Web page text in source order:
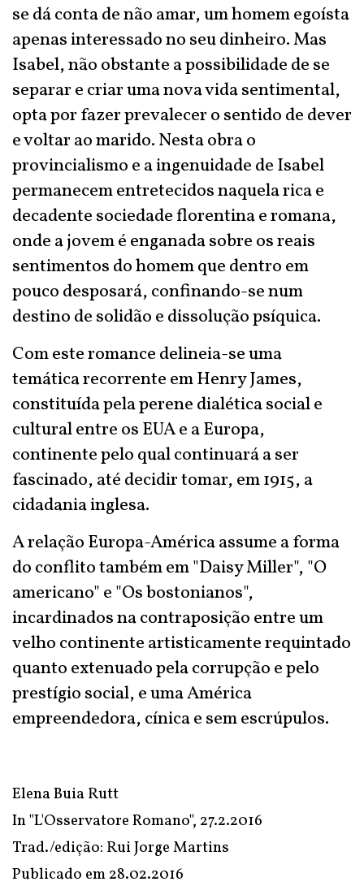
se dá conta de não amar, um homem egoísta
apenas interessado no seu dinheiro. Mas
Isabel, não obstante a possibilidade de se
separar e criar uma nova vida sentimental,
opta por fazer prevalecer o sentido de dever
e voltar ao marido. Nesta obra o
provincialismo e a ingenuidade de Isabel
permanecem entretecidos naquela rica e
decadente sociedade florentina e romana,
onde a jovem é enganada sobre os reais
sentimentos do homem que dentro em
pouco desposará, confinando-se num
destino de solidão e dissolução psíquica.
Com este romance delineia-se uma
temática recorrente em Henry James,
constituída pela perene dialética social e
cultural entre os EUA e a Europa,
continente pelo qual continuará a ser
fascinado, até decidir tomar, em 1915, a
cidadania inglesa.
A relação Europa-América assume a forma
do conflito também em "Daisy Miller", "O
americano" e "Os bostonianos",
incardinados na contraposição entre um
velho continente artisticamente requintado
quanto extenuado pela corrupção e pelo
prestígio social, e uma América
empreendedora, cínica e sem escrúpulos.
Elena Buia Rutt
In "L'Osservatore Romano", 27.2.2016
Trad./edição: Rui Jorge Martins
Publicado em28.02.2016